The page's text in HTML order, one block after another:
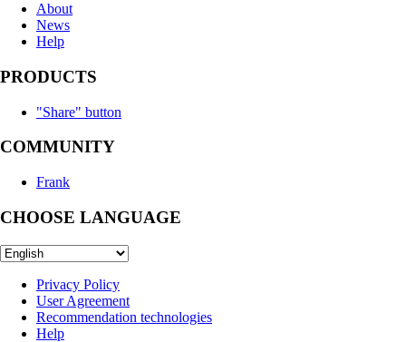
About
News
Help
PRODUCTS
"Share" button
COMMUNITY
Frank
CHOOSE LANGUAGE
Privacy Policy
User Agreement
Recommendation technologies
Help